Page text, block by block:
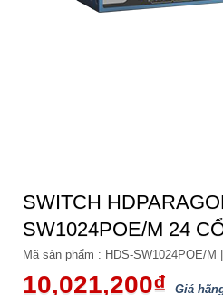
SWITCH
SW1024POE/M 24
Mã sản phẩm : HDS-SW1024POE/M |
10,021,200₫ Giá